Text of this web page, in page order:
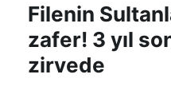
Filenin
zafer! 3 yıl
zirvede